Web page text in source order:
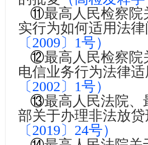
⑪最高人民检察
实行为如何适用法
〔2009〕1号）
⑫最高人民检察
电信业务行为法律
〔2002〕1号）
⑬最高人民法院
部关于办理非法放
〔2019〕24号）